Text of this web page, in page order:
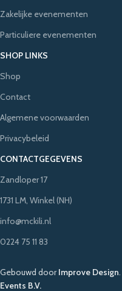
Zakelijke evenementen
Particuliere evenementen
SHOP LINKS
Shop
Contact
Algemene voorwaarden
Privacybeleid
CONTACTGEGEVENS
Zandloper 17
1731 LM, Winkel (NH)
info@mckili.nl
0224 75 11 83
Gebouwd doorImprove Design.
Events B.V.